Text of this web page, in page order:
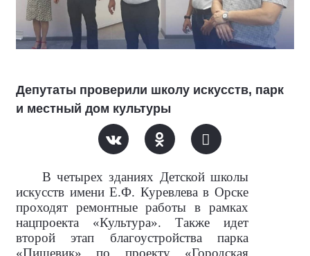
Депутаты проверили школу искусств, парк
и местный дом культуры
В четырех зданиях Детской школы
искусств имени Е.Ф. Куревлева в Орске
проходят ремонтные работы в рамках
нацпроекта «Культура». Также идет
второй этап благоустройства парка